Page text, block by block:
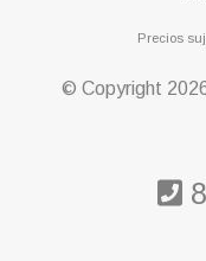
Precios
© Copyright